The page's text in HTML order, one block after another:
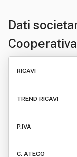
Dati
RICAVI
TREND RICAVI
P.IVA
C. ATECO